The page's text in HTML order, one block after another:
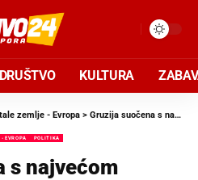
DRUŠTVO KULTURA
zemlje - Evropa > Gruzija suočena s najvećom političkom krizom poslednjih godina
EVROPA POLITIKA
s najvećom